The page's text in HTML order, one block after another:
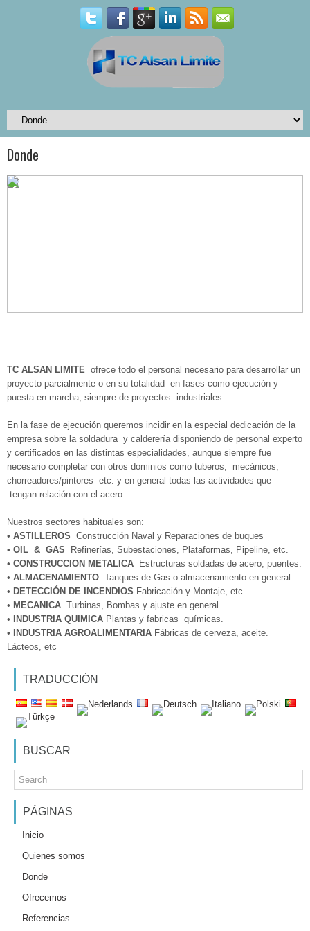
Donde
TC ALSAN LIMITE ofrece todo el personal necesario para desarrollar un
proyecto parcialmente o en su totalidad en fases como ejecución y
puesta en marcha, siempre de proyectos industriales.
En la fase de ejecución queremos incidir en la especial dedicación de la
empresa sobre la soldadura y calderería disponiendo de personal experto
y certificados en las distintas especialidades, aunque siempre fue
necesario completar con otros dominios como tuberos, mecánicos,
chorreadores/pintores etc. y en general todas las actividades que
tengan relación con el acero.
Nuestros sectores habituales son:
• ASTILLEROS Construcción Naval y Reparaciones de buques
• OIL & GAS Refinerías, Subestaciones, Plataformas, Pipeline, etc.
• CONSTRUCCION METALICA Estructuras soldadas de acero, puentes.
• ALMACENAMIENTO Tanques de Gas o almacenamiento en general
• DETECCIÓN DE INCENDIOS Fabricación y Montaje, etc.
• MECANICA Turbinas, Bombas y ajuste en general
•
INDUSTRIA QUIMICA Plantas y fabricas químicas.
•
INDUSTRIA AGROALIMENTARIA Fábricas de cerveza, aceite.
Lácteos, etc
TRADUCCIÓN
BUSCAR
PÁGINAS
Inicio
Quienes somos
Donde
Ofrecemos
Referencias